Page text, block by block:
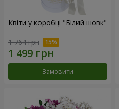
Квіти у коробці "Білий шовк"
1 764 грн
Замовити